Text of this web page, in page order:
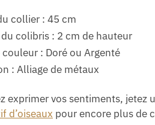
collier : 45 cm
colibris : 2 cm de hauteur
: Doré ou Argenté
: Alliage de métaux
exprimer vos sentiments, jetez
d’oiseaux pour encore plus de